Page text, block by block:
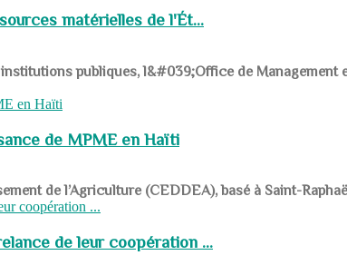
matérielles de l'Ét...
publiques, l&#039;Office de Management
de MPME en Haïti
de l’Agriculture (CEDDEA), basé à Saint-
de leur coopération ...